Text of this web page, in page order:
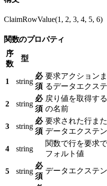
ClaimRowValue(1, 2, 3, 4, 5, 6)
関数のプロパティ
序
数
型
1 string
必
須
要求アクション
るデータエクス
2 string
必
須
戻り値を取得す
の名前
3 string
必
須
要求された行ま
データエクステ
4 string
関数で行を要求
フォルト値
5 string
必
須
データエクステ